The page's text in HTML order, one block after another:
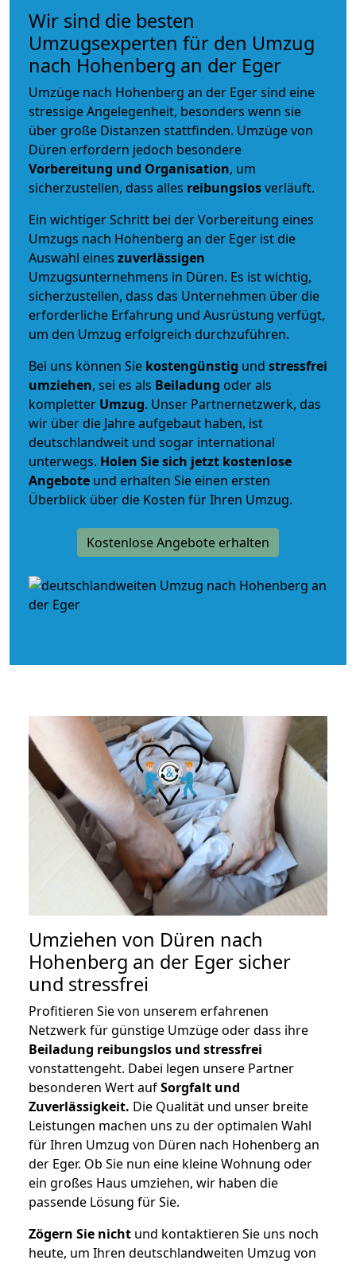
Wir sind die besten
Umzugsexperten für den Umzug
nach Hohenberg an der Eger
Umzüge nach Hohenberg an der Eger sind eine
stressige Angelegenheit, besonders wenn sie
über große Distanzen stattfinden. Umzüge von
Düren erfordern jedoch besondere
Vorbereitung und Organisation, um
sicherzustellen, dass alles reibungslosverläuft.
Ein wichtiger Schritt bei der Vorbereitung eines
Umzugs nach Hohenberg an der Eger ist die
Auswahl eines zuverlässigen
Umzugsunternehmens in Düren. Es ist wichtig,
sicherzustellen, dass das Unternehmen über die
erforderliche Erfahrung und Ausrüstung verfügt,
um den Umzug erfolgreich durchzuführen.
Bei uns können Sie kostengünstig und stressfrei
umziehen, sei es als Beiladung oder als
kompletter Umzug. Unser Partnernetzwerk, das
wir über die Jahre aufgebaut haben, ist
deutschlandweit und sogar international
unterwegs. Holen Sie sich jetzt kostenlose
Angebote und erhalten Sie einen ersten
Überblick über die Kosten für Ihren Umzug.
Kostenlose Angebote erhalten
Umziehen von Düren nach
Hohenberg an der Eger sicher
und stressfrei
Profitieren Sie von unserem erfahrenen
Netzwerk für günstige Umzüge oder dass ihre
Beiladung reibungslos und stressfrei
vonstattengeht. Dabei legen unsere Partner
besonderen Wert aufSorgfalt und
Zuverlässigkeit. Die Qualität und unser breite
Leistungen machen uns zu der optimalen Wahl
für Ihren Umzug von Düren nach Hohenberg an
der Eger. Ob Sie nun eine kleine Wohnung oder
ein großes Haus umziehen, wir haben die
passende Lösung für Sie.
Zögern Sie nicht und kontaktieren Sie uns noch
heute, um Ihren deutschlandweiten Umzug von